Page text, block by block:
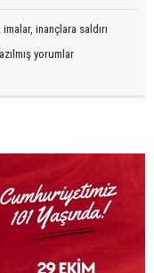
inançlara saldırı
yorumlar